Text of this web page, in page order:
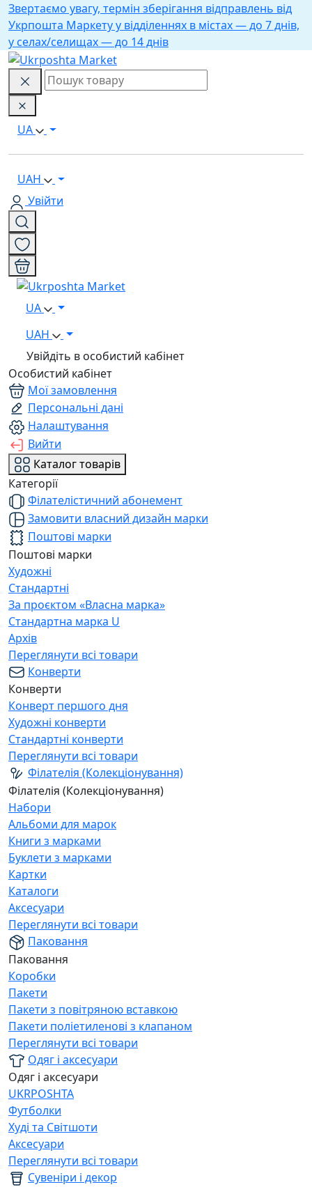
Звертаємо увагу, термін зберігання відправлень від
Укрпошта Маркету у відділеннях в містах — до 7 днів,
у селах/селищах — до 14 днів
UA
UAH
Увійти
UA
UAH
Увійдіть в особистий кабінет
Особистий кабінет
Мої замовлення
Персональні дані
Налаштування
Вийти
Каталог товарів
Категорії
Філателістичний абонемент
Замовити власний дизайн марки
Поштові марки
Поштові марки
Художні
Стандартні
За проєктом «Власна марка»
Стандартна марка U
Архів
Переглянути всі товари
Конверти
Конверти
Конверт першого дня
Художні конверти
Стандартні конверти
Переглянути всі товари
Філателія (Колекціонування)
Філателія (Колекціонування)
Набори
Альбоми для марок
Книги з марками
Буклети з марками
Картки
Каталоги
Аксесуари
Переглянути всі товари
Паковання
Паковання
Коробки
Пакети
Пакети з повітряною вставкою
Пакети поліетиленові з клапаном
Переглянути всі товари
Одяг і аксесуари
Одяг і аксесуари
UKRPOSHTA
Футболки
Худі та Світшоти
Аксесуари
Переглянути всі товари
Сувеніри і декор